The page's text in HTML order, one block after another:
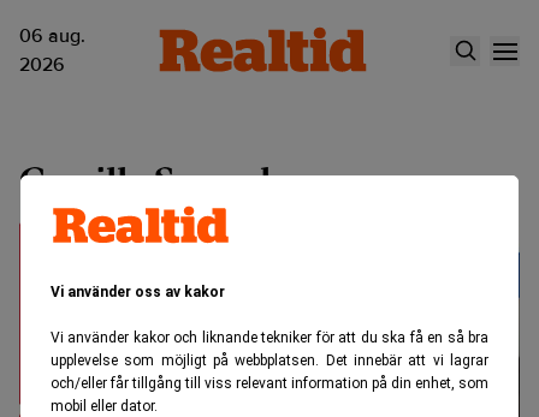
Vi använder oss av kakor
Vi använder kakor och liknande tekniker för att du ska få en så bra
upplevelse som möjligt på webbplatsen. Det innebär att vi lagrar
och/eller får tillgång till viss relevant information på din enhet, som
mobil eller dator.
06 aug.
2026
Camilla Samuelson